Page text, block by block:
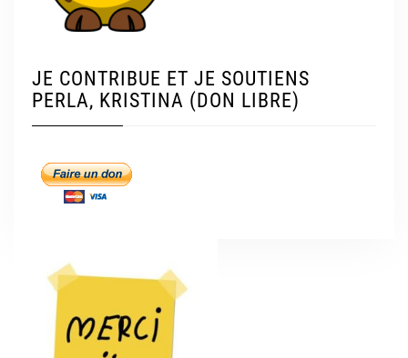
JE CONTRIBUE ET JE SOUTIENS
PERLA, KRISTINA (DON LIBRE)